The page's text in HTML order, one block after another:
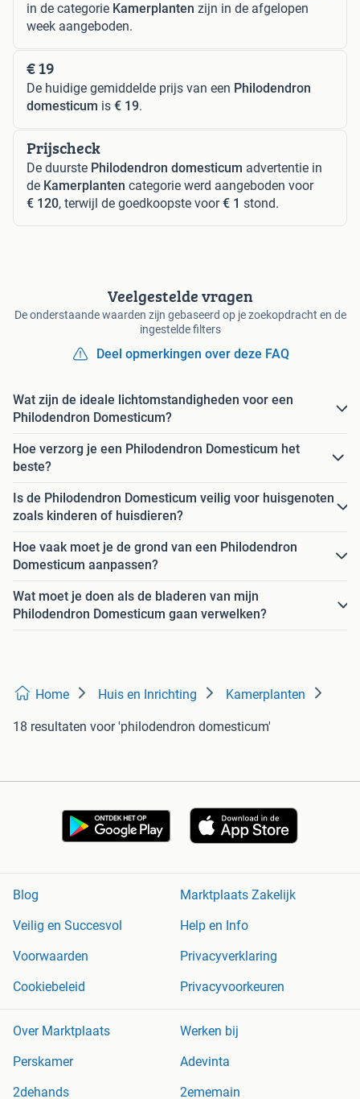
in de categorie Kamerplanten zijn in de afgelopen
week aangeboden.
€ 19
De huidige gemiddelde prijs van een Philodendron
domesticum is € 19.
Prijscheck
De duurste Philodendron domesticum advertentie in
de Kamerplanten categorie werd aangeboden voor
€ 120, terwijl de goedkoopste voor€ 1 stond.
Veelgestelde vragen
De onderstaande waarden zijn gebaseerd op je zoekopdracht en de
ingestelde filters
Deel opmerkingen over deze FAQ
Wat zijn de ideale lichtomstandigheden voor een
Philodendron Domesticum?
Hoe verzorg je een Philodendron Domesticum het
beste?
Is de Philodendron Domesticum veilig voor huisgenoten
zoals kinderen of huisdieren?
Hoe vaak moet je de grond van een Philodendron
Domesticum aanpassen?
Wat moet je doen als de bladeren van mijn
Philodendron Domesticum gaan verwelken?
Home Huis en Inrichting Kamerplanten
18 resultaten voor 'philodendron domesticum'
Blog
Marktplaats Zakelijk
Veilig en Succesvol
Help en Info
Voorwaarden
Privacyverklaring
Cookiebeleid
Privacyvoorkeuren
Over Marktplaats
Werken bij
Perskamer
Adevinta
2dehands
2ememain